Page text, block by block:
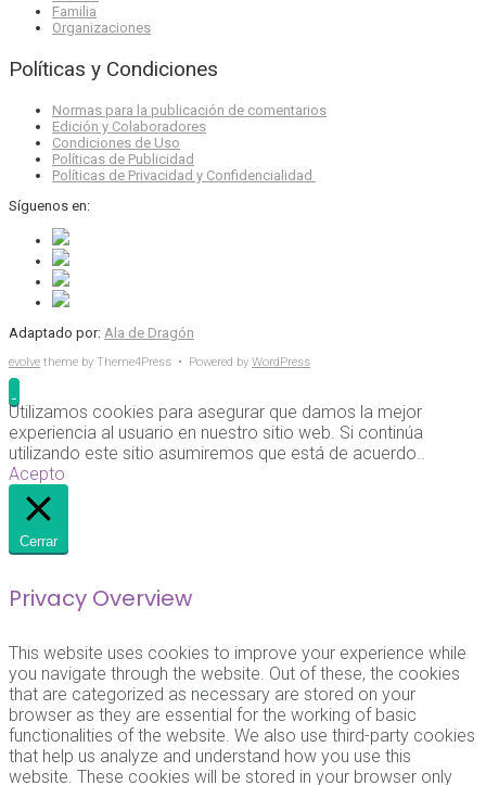
Familia
Organizaciones
Políticas y Condiciones
Normas para la publicación de comentarios
Edición y Colaboradores
Condiciones de Uso
Políticas de Publicidad
Políticas de Privacidad y Confidencialidad
Síguenos en:
Adaptado por: Ala de Dragón
evolve theme by Theme4Press • Powered by WordPress
Utilizamos cookies para asegurar que damos la mejor
experiencia al usuario en nuestro sitio web. Si continúa
utilizando este sitio asumiremos que está de acuerdo..
Acepto
Cerrar
Privacy Overview
This website uses cookies to improve your experience while
you navigate through the website. Out of these, the cookies
that are categorized as necessary are stored on your
browser as they are essential for the working of basic
functionalities of the website. We also use third-party cookies
that help us analyze and understand how you use this
website. These cookies will be stored in your browser only